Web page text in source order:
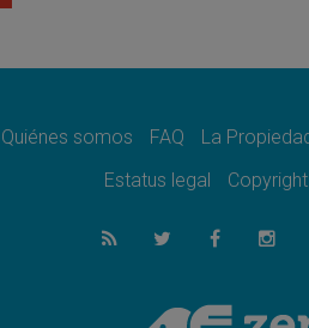
como misión al
SIGNIS 2026, dar
espacio público
07.08.2026
Lanzan un proyecto
Programa oficial del
Quiénes somos FAQ La
Estatus legal
Copyright